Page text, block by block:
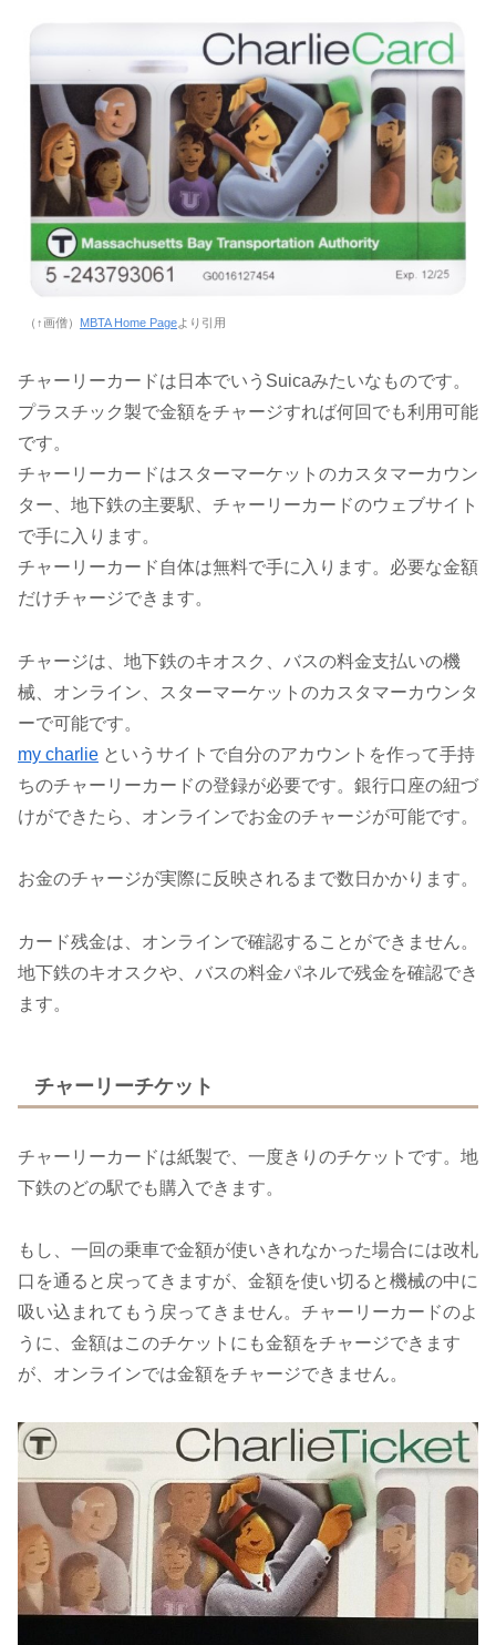
（↑画僧） MBTA Home Pageより引用
チャーリーカードは日本でいうSuicaみたいなものです。
プラスチック製で金額をチャージすれば何回でも利用可能
です。
チャーリーカードはスターマーケットのカスタマーカウン
ター、地下鉄の主要駅、チャーリーカードのウェブサイト
で手に入ります。
チャーリーカード自体は無料で手に入ります。必要な金額
だけチャージできます。
チャージは、地下鉄のキオスク、バスの料金支払いの機
械、オンライン、スターマーケットのカスタマーカウンタ
ーで可能です。
my charlie というサイトで自分のアカウントを作って手持
ちのチャーリーカードの登録が必要です。銀行口座の紐づ
けができたら、オンラインでお金のチャージが可能です。
お金のチャージが実際に反映されるまで数日かかります。
カード残金は、オンラインで確認することができません。
地下鉄のキオスクや、バスの料金パネルで残金を確認でき
ます。
チャーリーチケット
チャーリーカードは紙製で、一度きりのチケットです。地
下鉄のどの駅でも購入できます。
もし、一回の乗車で金額が使いきれなかった場合には改札
口を通ると戻ってきますが、金額を使い切ると機械の中に
吸い込まれてもう戻ってきません。チャーリーカードのよ
うに、金額はこのチケットにも金額をチャージできます
が、オンラインでは金額をチャージできません。